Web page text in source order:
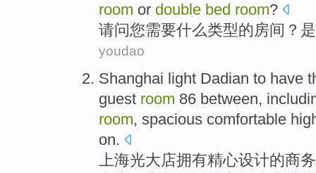
room or double bed room?
请问您需要什么类型的房间 ？是
youdao
Shanghai light Dadian to have
guest room 86 between,
room, spacious comfortable
on.
上海光大店拥有精心设计的商务